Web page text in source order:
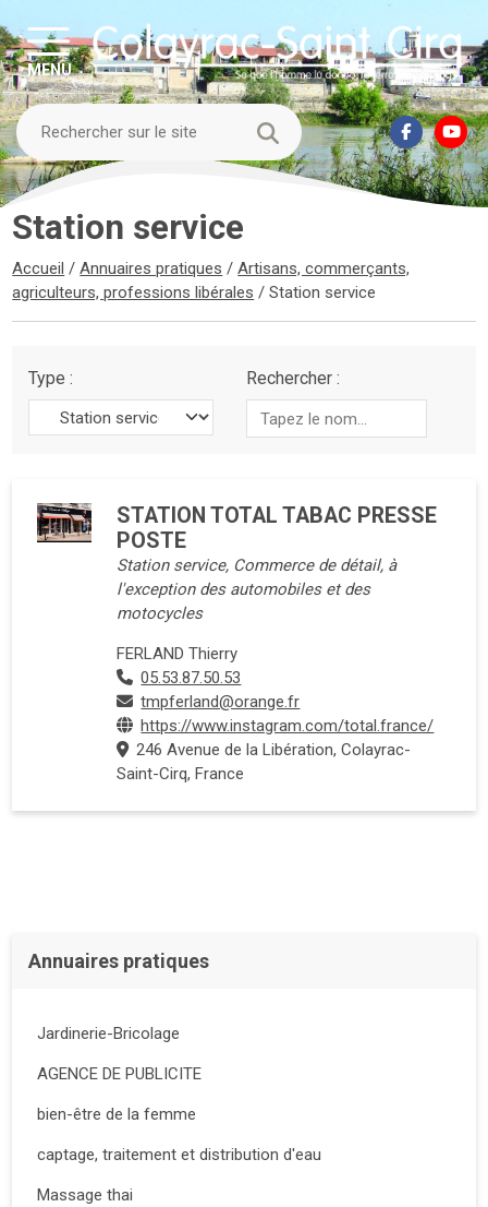
MENU
Station service
Accueil /Annuaires pratiques /Artisans, commerçants,
agriculteurs, professions libérales /Station service
Type : Rechercher :
STATION TOTAL TABAC PRESSE
POSTE
Station service, Commerce de détail, à
l'exception des automobiles et des
motocycles
FERLAND Thierry
05.53.87.50.53
tmpferland@orange.fr
https://www.instagram.com/total.france/
246 Avenue de la Libération, Colayrac-
Saint-Cirq, France
Annuaires pratiques
Jardinerie-Bricolage
AGENCE DE PUBLICITE
bien-être de la femme
captage, traitement et distribution d'eau
Massage thai